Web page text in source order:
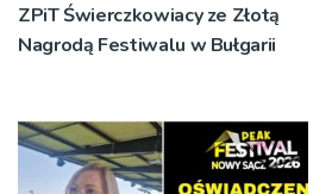
ZPiT Świerczkowiacy ze Złotą
Nagrodą Festiwalu w Bułgarii